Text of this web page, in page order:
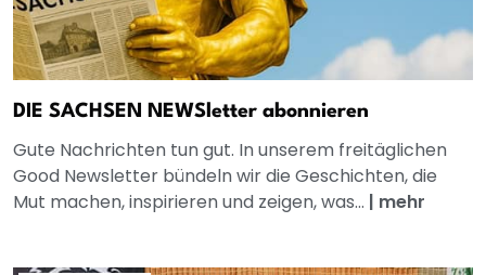
DIE SACHSEN NEWSletter abonnieren
Gute Nachrichten tun gut. In unserem freitäglichen
Good Newsletter bündeln wir die Geschichten, die
Mut machen, inspirieren und zeigen, was... | mehr